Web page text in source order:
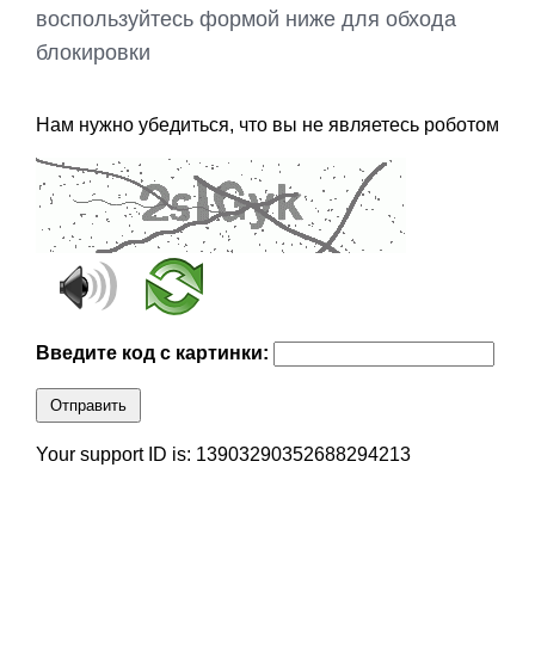
воспользуйтесь формой ниже для обхода
блокировки
Нам нужно убедиться, что вы не являетесь роботом
Введите код с картинки:
Отправить
Your support ID is: 13903290352688294213